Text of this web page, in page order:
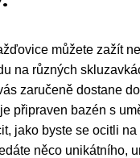
můžete zažít
na různých
zaručeně dostane
připraven bazén s
jako byste se ocitli na
něco unikátního,